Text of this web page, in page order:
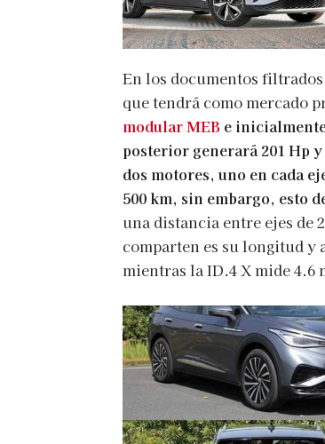
En los documentos
que tendrá como mercado
modular MEB e
posterior generará 201 Hp
dos motores, uno en cada
500 km, sin embargo, esto
una distancia entre ejes de
comparten es su longitud y
mientras la ID.4 X mide 4.6